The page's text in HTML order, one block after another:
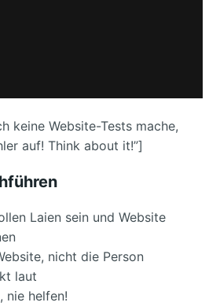
keine Website-Tests mache,
auf! Think about it!”]
Laien sein und Website
nicht die Person
laut
nie helfen!